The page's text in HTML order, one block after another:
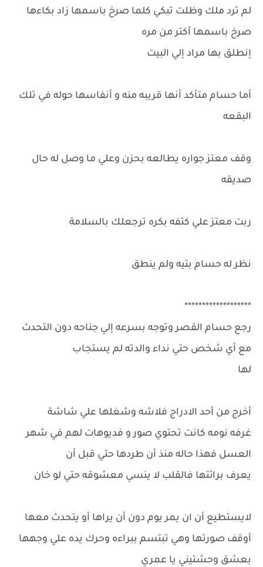
لم ترد ملك وظلت تبكي كلما صرخ باسمها زاد بكاءها
صرخ باسمها أكتر من مره
إنطلق بها مراد إلي البيت
أما حسام متأكد أنها قريبه منه و أنفاسها حوله في تلك
البقعه
وقف معتز جواره يطالعه بحزن وعلي ما وصل له حال
صديقه
ربت معتز علي كتفه بكره ترجعلك بالسلامة
نظر له حسام بتيه ولم ينطق
*******************
رجع حسام القصر وتوجه بسرعه إلي جناحه دون التحدث
مع أي شخص حتي نداء والدته لم يستجاب
لها
أخرج من أحد الادراج فلاشه وشغلها علي شاشة
غرفه نومه كانت تحتوي صور و فديوهات لهم في شهر
العسل فهذا حاله منذ أن طردها حتي قبل أن
يعرف برائتها فالقلب لا ينسي معشوقه حتي لو خان
لايستطيع أن ان يمر يوم دون أن يراها أو يتحدث معها
أوقف صورتها وهي تبتسم ببراءه وحرك يده علي وجهها
بعشق وحشتيني يا عمري